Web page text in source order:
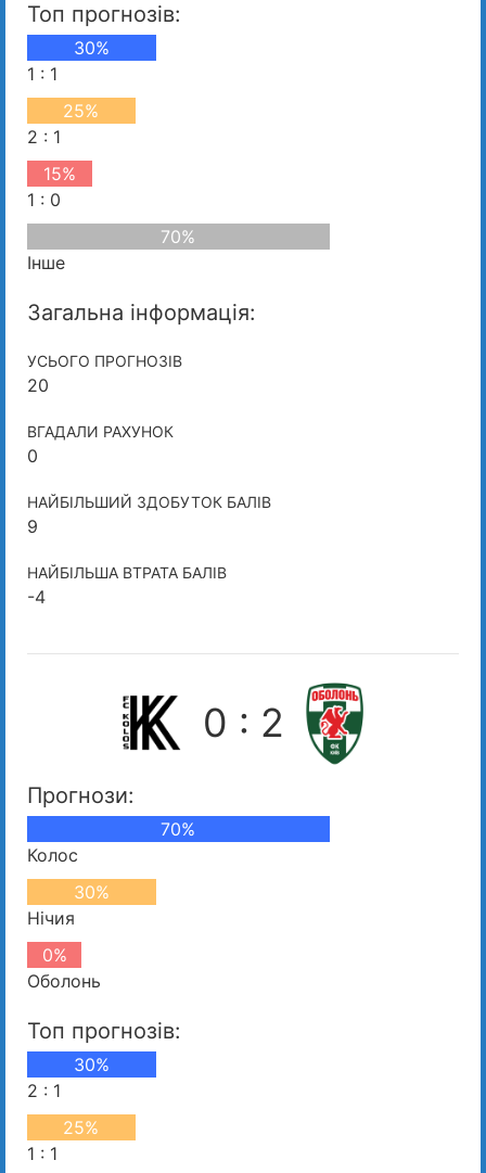
Топ прогнозів:
30%
1 : 1
25%
2 : 1
15%
1 : 0
70%
Інше
Загальна інформація:
УСЬОГО ПРОГНОЗІВ
20
ВГАДАЛИ РАХУНОК
0
НАЙБІЛЬШИЙ ЗДОБУТОК БАЛІВ
9
НАЙБІЛЬША ВТРАТА БАЛІВ
-4
0 : 2
Прогнози:
70%
Колос
30%
Нічия
0%
Оболонь
Топ прогнозів:
30%
2 : 1
25%
1 : 1